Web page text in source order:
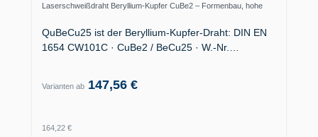
Laserschweißdraht Beryllium-Kupfer CuBe2 – Formenbau, hohe
QuBeCu25 ist der Beryllium-Kupfer-Draht: DIN EN
1654 CW101C · CuBe2 / BeCu25 · W.-Nr.…
Varianten ab 147,56 €
Regulärer Preis:
164,22 €